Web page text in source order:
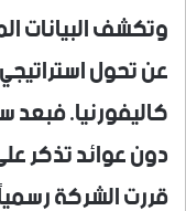
وتكشف البيانات
عن تحول
كاليفورنيا. فبعد
دون عوائد تذكر
قررت الشركة